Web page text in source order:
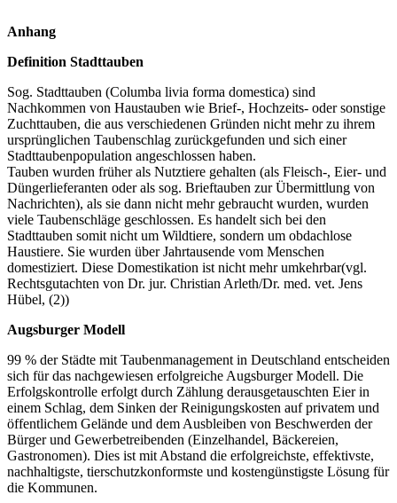
Anhang
Definition Stadttauben
Sog. Stadttauben (Columba livia forma domestica) sind
Nachkommen von Haustauben wie Brief-, Hochzeits- oder sonstige
Zuchttauben, die aus verschiedenen Gründen nicht mehr zu ihrem
ursprünglichen Taubenschlag zurückgefunden und sich einer
Stadttaubenpopulation angeschlossen haben.
Tauben wurden früher als Nutztiere gehalten (als Fleisch-, Eier- und
Düngerlieferanten oder als sog. Brieftauben zur Übermittlung von
Nachrichten), als sie dann nicht mehr gebraucht wurden, wurden
viele Taubenschläge geschlossen. Es handelt sich bei den
Stadttauben somit nicht um Wildtiere, sondern um obdachlose
Haustiere. Sie wurden über Jahrtausende vom Menschen
domestiziert. Diese Domestikation ist nicht mehr umkehrbar(vgl.
Rechtsgutachten von Dr. jur. Christian Arleth/Dr. med. vet. Jens
Hübel, (2))
Augsburger Modell
99 % der Städte mit Taubenmanagement in Deutschland entscheiden
sich für das nachgewiesen erfolgreiche Augsburger Modell. Die
Erfolgskontrolle erfolgt durch Zählung derausgetauschten Eier in
einem Schlag, dem Sinken der Reinigungskosten auf privatem und
öffentlichem Gelände und dem Ausbleiben von Beschwerden der
Bürger und Gewerbetreibenden (Einzelhandel, Bäckereien,
Gastronomen). Dies ist mit Abstand die erfolgreichste, effektivste,
nachhaltigste, tierschutzkonformste und kostengünstigste Lösung für
die Kommunen.